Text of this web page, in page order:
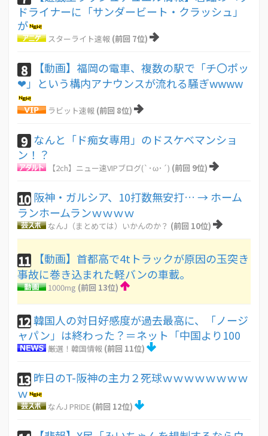
ドライナーに「サンダービート・クラッシュ」
が
スターライト速報 (前回 7位)
8
【動画】福岡の電車、複数の駅で「チ〇ポッ
❤」という構内アナウンスが流れる騒ぎwwww
ラビット速報 (前回 8位)
9 なんと「ド痴女専用」のドスケベマンショ
ン！？
【2ch】ニュー速VIPブログ(`･ω･´) (前回 9位)
10 阪神・ガルシア、10打数無安打… → ホーム
ランホームランｗｗｗｗ
なんJ（まとめては）いかんのか？ (前回 10位)
11
【動画】首都高で4tトラックが原因の玉突き
事故に巻き込まれた軽バンの車載。
1000mg (前回 13位)
12韓国人の対日好感度が過去最高に、「ノージ
ャパン」は終わった？＝ネット「中国より100
厳選！韓国情報 (前回 11位)
13 昨日のT-阪神の主力２死球ｗｗｗｗｗｗｗｗ
ｗ
なんJ PRIDE (前回 12位)